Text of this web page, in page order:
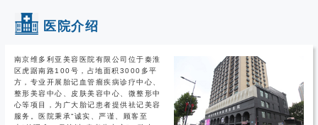
医院介绍
南京维多利亚美容医院有限公司位于秦淮
区虎踞南路100号，占地面积3000多平
方，专业开展胎记血管瘤疾病诊疗中心、
整形美容中心、皮肤美容中心、微整形中
心等项目，为广大胎记患者提供祛记美容
服务。医院秉承“诚实、严谨、顾客至